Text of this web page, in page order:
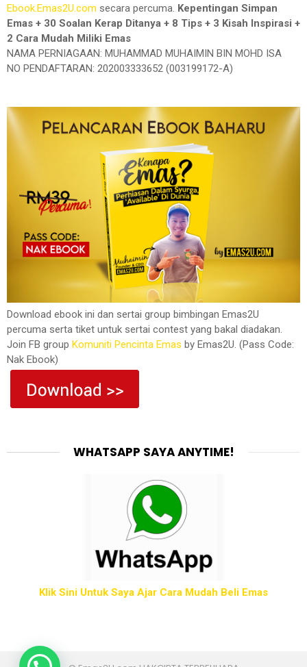
Ebook.Emas2U.com secara percuma. Kepentingan Simpan
Emas + 30 Soalan Kerap Ditanya + 8 Tips + 3 Kisah Inspirasi +
2 Cara Mudah Miliki Emas
NAMA PERNIAGAAN: MUHAMMAD MUHAIMIN BIN MOHD ISA
NO PENDAFTARAN: 202003333652 (003199172-A)
Download ebook ini dan sertai group bimbingan Emas2U
percuma serta tiket untuk sertai contest yang bakal diadakan.
Join FB group Komuniti Pencinta Emas by Emas2U. (Pass Code:
Nak Ebook)
WHATSAPP SAYA ANYTIME!
Klik Sini Untuk Saya Ajar Cara Mudah Beli Emas